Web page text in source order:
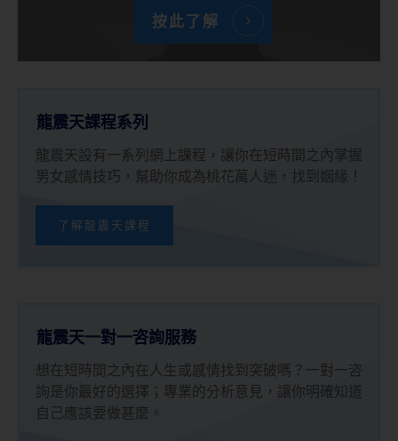
按此了解
龍震天課程系列
龍震天設有一系列網上課程，讓你在短時間之內掌握
男女感情技巧，幫助你成為桃花萬人迷，找到姻緣！
了解龍震天課程
龍震天一對一咨詢服務
想在短時間之內在人生或感情找到突破嗎？一對一咨
詢是你最好的選擇；專業的分析意見，讓你明確知道
自己應該要做甚麼。